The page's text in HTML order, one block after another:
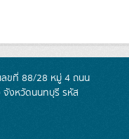
ลขที่ 88/28 หมู่ 4 ถนน
จังหวัดนนทบุรี รหัส